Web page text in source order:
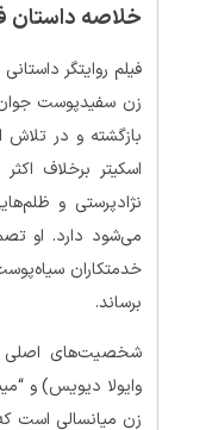
خلاصه داستان
فیلم روایتگر
زن سفیدپوست جوان
بازگشته و در تلاش
اسکیتر برخلاف
نژادپرستی و
می‌شود دارد. او
خدمتکاران
برساند.
شخصیت‌های اصلی
وایولا دیویس) و
زن میانسالی است